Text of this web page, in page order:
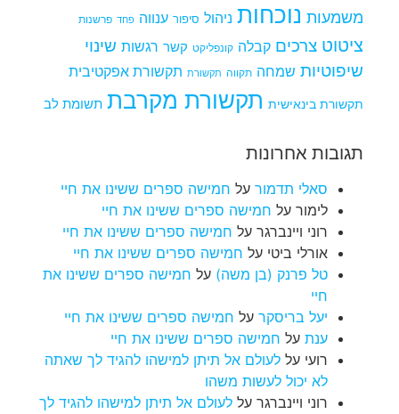
משמעות נוכחות ניהול סיפור ענווה פחד פרשנות
ציטוט צרכים קבלה קונפליקט קשר רגשות שינוי
שיפוטיות שמחה תקווה תקשורת תקשורת אפקטיבית
תקשורת בינאישית תקשורת מקרבת תשומת לב
תגובות אחרונות
סאלי תדמור על חמישה ספרים ששינו את חיי
לימור על חמישה ספרים ששינו את חיי
רוני ויינברגר על חמישה ספרים ששינו את חיי
אורלי ביטי על חמישה ספרים ששינו את חיי
טל פרנק (בן משה) על חמישה ספרים ששינו את
חיי
יעל בריסקר על חמישה ספרים ששינו את חיי
ענת על חמישה ספרים ששינו את חיי
רועי על לעולם אל תיתן למישהו להגיד לך שאתה
לא יכול לעשות משהו
רוני ויינברגר על לעולם אל תיתן למישהו להגיד לך